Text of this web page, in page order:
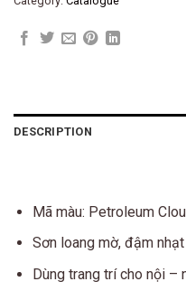
DESCRIPTION
Mã màu: Petroleum
Sơn loang mờ, đậm
Dùng trang trí cho nội –